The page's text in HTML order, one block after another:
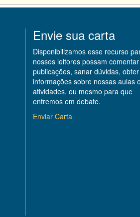
Envie sua carta
Disponibilizamos esse recurso
nossos leitores possam
publicações, sanar dúvidas, obter
informações sobre nossas aulas
atividades, ou mesmo para que
entremos em debate.
Enviar Carta